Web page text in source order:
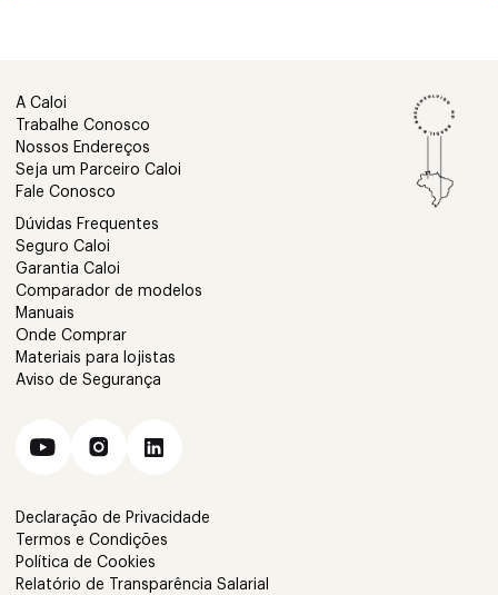
A Caloi
Trabalhe Conosco
Nossos Endereços
Seja um Parceiro Caloi
Fale Conosco
Dúvidas Frequentes
Seguro Caloi
Garantia Caloi
Comparador de modelos
Manuais
Onde Comprar
Materiais para lojistas
Aviso de Segurança
Declaração de Privacidade
Termos e Condições
Política de Cookies
Relatório de Transparência Salarial